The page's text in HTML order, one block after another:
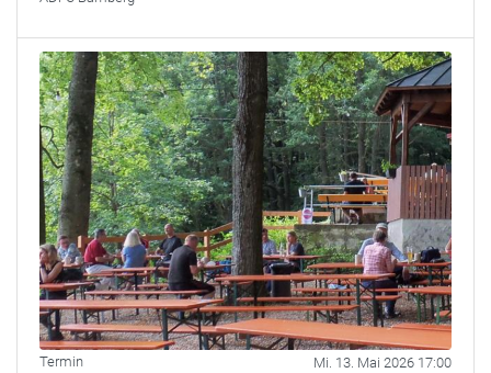
Termin Mi. 13. Mai 2026 17:00